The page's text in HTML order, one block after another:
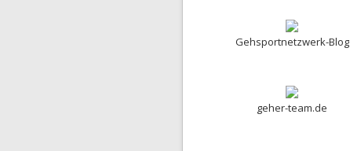
Gehsportnetzwerk-Blog
geher-team.de